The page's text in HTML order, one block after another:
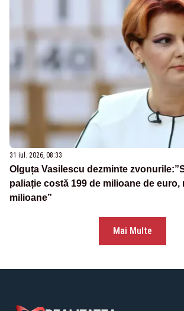
31 iul. 2026, 08:33
Olguța Vasilescu dezminte
paliație costă 199 de milioane de euro,
milioane”
Mai Multe